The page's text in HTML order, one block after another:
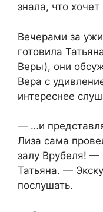
знала, что
Вечерами за
готовила
Веры), они
Вера с
интереснее
— …и
Лиза сама
залу Врубеля! —
Татьяна. —
послушать.